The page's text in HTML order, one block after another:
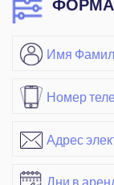
ФОРМА